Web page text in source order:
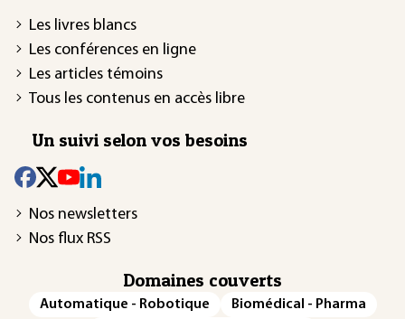
Les livres blancs
Les conférences en ligne
Les articles témoins
Tous les contenus en accès libre
Un suivi selon vos besoins
Nos newsletters
Nos flux RSS
Domaines couverts
Automatique - Robotique
Biomédical - Pharma